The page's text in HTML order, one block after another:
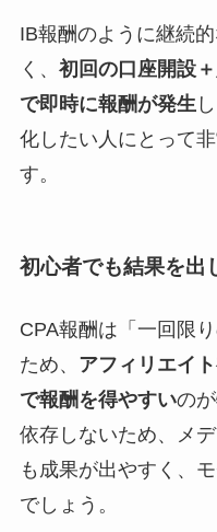
IB報酬のように継続
く、 初回の口座開設
で即時に報酬が発生
化したい人にとって
す。
初心者でも結果を出
CPA報酬は「一回限
ため、 アフィリエイ
で報酬を得やすいの
依存しないため、メ
も成果が出やすく、
でしょう。